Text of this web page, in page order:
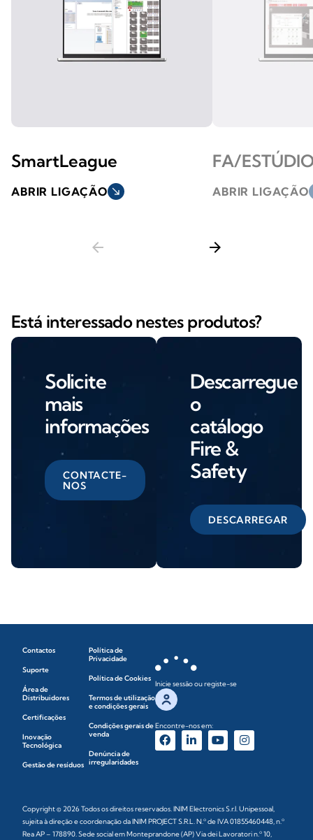
SmartLeague
ABRIR LIGAÇÃO south_east
FA/
ABRIR LIGAÇÃO
arrow_back arrow_forward
Está interessado nestes produtos?
Solicite
mais
informações
CONTACTE-
NOS
Descarregue
o
catálogo
Fire &
Safety
DESCARREGAR
Contactos
Suporte
Área de
Distribuidores
Certificações
Inovação
Tecnológica
Gestão de resíduos
Política de
Privacidade
Política de Cookies
Termos de utilização
e condições gerais
Condições gerais de
venda
Denúncia de
irregularidades
Inicie sessão ou registe-se
Encontre-nos em:
Copyright © 2026 Todos os direitos reservados. INIM Electronics S.r.l. Unipessoal,
sujeita à direção e coordenação da INIM PROJECT S.R.L. N.º de IVA 01855460448, n.º
Rea AP – 178890. Sede social em Monteprandone (AP) Via dei Lavoratori n.º 10,